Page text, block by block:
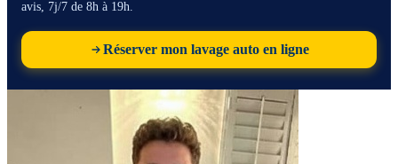
avis, 7j/7 de 8h à 19h.
Réserver mon lavage auto en ligne